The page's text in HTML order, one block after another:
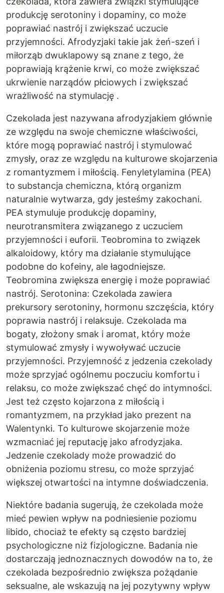
produkcję serotoniny i dopaminy, co może
poprawiać nastrój i zwiększać uczucie
przyjemności. Afrodyzjaki takie jak żeń-szeń i
miłorząb dwuklapowy są znane z tego, że
poprawiają krążenie krwi, co może zwiększać
ukrwienie narządów płciowych i zwiększać
wrażliwość na stymulację .
Czekolada jest nazywana afrodyzjakiem głównie
ze względu na swoje chemiczne właściwości,
które mogą poprawiać nastrój i stymulować
zmysły, oraz ze względu na kulturowe skojarzenia
z romantyzmem i miłością. Fenyletylamina (PEA)
to substancja chemiczna, którą organizm
naturalnie wytwarza, gdy jesteśmy zakochani.
PEA stymuluje produkcję dopaminy,
neurotransmitera związanego z uczuciem
przyjemności i euforii. Teobromina to związek
alkaloidowy, który ma działanie stymulujące
podobne do kofeiny, ale łagodniejsze.
Teobromina zwiększa energię i może poprawiać
nastrój. Serotonina: Czekolada zawiera
prekursory serotoniny, hormonu szczęścia, który
poprawia nastrój i relaksuje. Czekolada ma
bogaty, złożony smak i aromat, który może
stymulować zmysły i wywoływać uczucie
przyjemności. Przyjemność z jedzenia czekolady
może sprzyjać ogólnemu poczuciu komfortu i
relaksu, co może zwiększać chęć do intymności.
Jest też często kojarzona z miłością i
romantyzmem, na przykład jako prezent na
Walentynki. To kulturowe skojarzenie może
wzmacniać jej reputację jako afrodyzjaka.
Jedzenie czekolady może prowadzić do
obniżenia poziomu stresu, co może sprzyjać
większej otwartości na intymne doświadczenia.
Niektóre badania sugerują, że czekolada może
mieć pewien wpływ na podniesienie poziomu
libido, chociaż te efekty są często bardziej
psychologiczne niż fizjologiczne. Badania nie
dostarczają jednoznacznych dowodów na to, że
czekolada bezpośrednio zwiększa pożądanie
seksualne, ale wskazują na jej pozytywny wpływ